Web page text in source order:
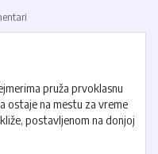
pruža prvoklasnu
ostaje na mestu za vreme
postavljenom na donjoj